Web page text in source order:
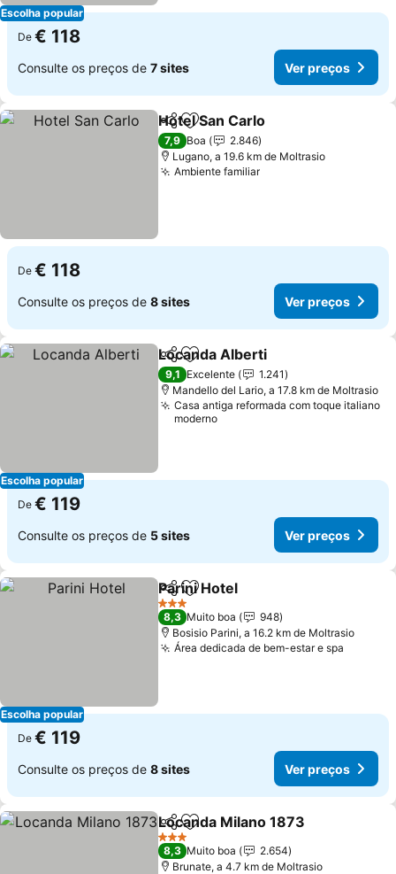
Escolha popular
De € 118
Consulte os preços de 7 sites Ver preços
PartilharAdicionar aos favoritos
Hotel San Carlo
7,9 Boa
2.846
Lugano, a 19.6 km de Moltrasio
Ambiente familiarVer preços
De € 118
Consulte os preços de 8 sites Ver preços
Escolha popular
PartilharAdicionar aos favoritos
Locanda Alberti
9,1 Excelente
1.241
Mandello del Lario, a 17.8 km de Moltrasio
Casa antiga reformada com toque italiano
moderno
De € 119
Consulte os preços de 5 sites Ver preços
Escolha popular
PartilharAdicionar aos favoritos
Parini Hotel
3 Estrelas
8,3 Muito boa
948
Bosisio Parini, a 16.2 km de Moltrasio
Área dedicada de bem-estar e spa
De € 119
Consulte os preços de 8 sites Ver preços
PartilharAdicionar aos favoritos
Locanda Milano 1873
3 Estrelas
8,3 Muito boa
2.654
Brunate, a 4.7 km de Moltrasio